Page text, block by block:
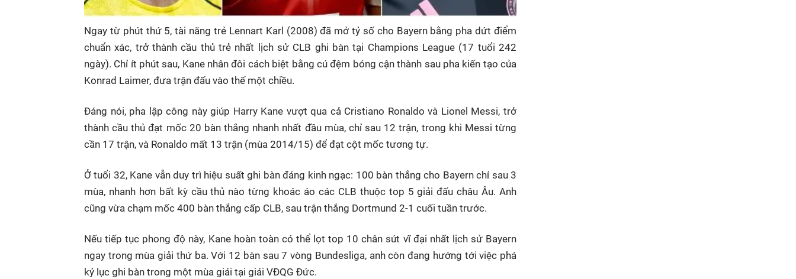
Ngay từ phút thứ 5, tài năng trẻ Lennart Karl (2008) đã mở tỷ số cho Bayern bằng pha dứt điểm
chuẩn xác, trở thành cầu thủ trẻ nhất lịch sử CLB ghi bàn tại Champions League (17 tuổi 242
ngày). Chỉ ít phút sau, Kane nhân đôi cách biệt bằng cú đệm bóng cận thành sau pha kiến tạo của
Konrad Laimer, đưa trận đấu vào thế một chiều.
Đáng nói, pha lập công này giúp Harry Kane vượt qua cả Cristiano Ronaldo và Lionel Messi, trở
thành cầu thủ đạt mốc 20 bàn thắng nhanh nhất đầu mùa, chỉ sau 12 trận, trong khi Messi từng
cần 17 trận, và Ronaldo mất 13 trận (mùa 2014/15) để đạt cột mốc tương tự.
Ở tuổi 32, Kane vẫn duy trì hiệu suất ghi bàn đáng kinh ngạc: 100 bàn thắng cho Bayern chỉ sau 3
mùa, nhanh hơn bất kỳ cầu thủ nào từng khoác áo các CLB thuộc top 5 giải đấu châu Âu. Anh
cũng vừa chạm mốc 400 bàn thắng cấp CLB, sau trận thắng Dortmund 2-1 cuối tuần trước.
Nếu tiếp tục phong độ này, Kane hoàn toàn có thể lọt top 10 chân sút vĩ đại nhất lịch sử Bayern
ngay trong mùa giải thứ ba. Với 12 bàn sau 7 vòng Bundesliga, anh còn đang hướng tới việc phá
kỷ lục ghi bàn trong một mùa giải tại giải VĐQG Đức.